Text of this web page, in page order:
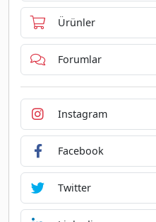
Ürünler
Forumlar
Instagram
Facebook
Twitter